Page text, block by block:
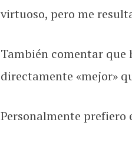
virtuoso, pero me
También comentar que
directamente «mejor»
Personalmente